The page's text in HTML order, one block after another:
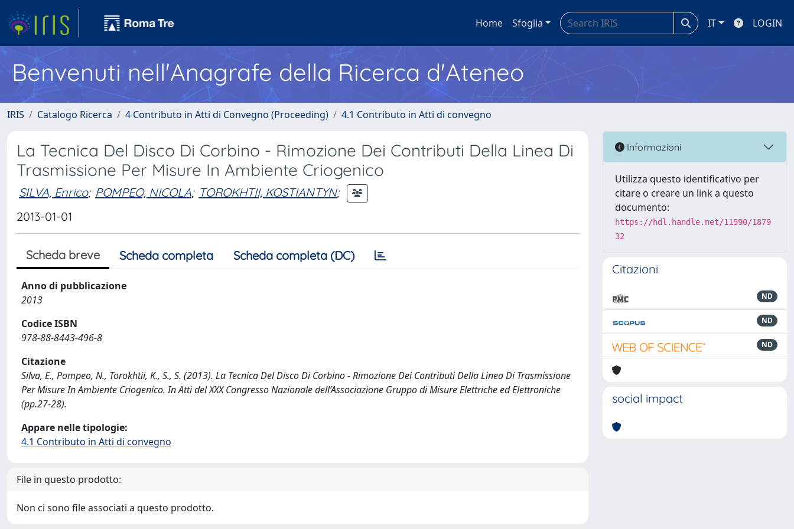
Home Sfoglia IT LOGIN
Benvenuti nell'Anagrafe della Ricerca d'Ateneo
IRIS Catalogo Ricerca 4 Contributo in Atti di Convegno (Proceeding) 4.1 Contributo in Atti di convegno
La Tecnica Del Disco Di Corbino - Rimozione Dei Contributi Della Linea Di
Trasmissione Per Misure In Ambiente Criogenico
SILVA, Enrico; POMPEO, NICOLA; TOROKHTII, KOSTIANTYN;
2013-01-01
Scheda breve Scheda completa Scheda completa (DC)
Anno di pubblicazione
2013
Codice ISBN
978-88-8443-496-8
Citazione
Silva, E., Pompeo, N., Torokhtii, K., S., S. (2013). La Tecnica Del Disco Di Corbino - Rimozione Dei Contributi Della Linea Di Trasmissione
Per Misure In Ambiente Criogenico. In Atti del XXX Congresso Nazionale dell’Associazione Gruppo di Misure Elettriche ed Elettroniche
(pp.27-28).
Appare nelle tipologie:
4.1 Contributo in Atti di convegno
File in questo prodotto:
Non ci sono file associati a questo prodotto.
Informazioni
Utilizza questo identificativo per
citare o creare un link a questo
documento:
https://hdl.handle.net/11590/1879
32
Citazioni
ND
ND
ND
social impact